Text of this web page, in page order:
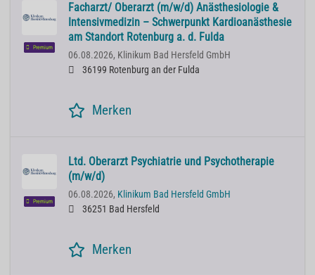
Premium
Facharzt/ Oberarzt (m/w/d) Anästhesiologie &
Intensivmedizin – Schwerpunkt Kardioanästhesie
am Standort Rotenburg a. d. Fulda
06.08.2026, Klinikum Bad Hersfeld GmbH
36199 Rotenburg an der Fulda
Merken
Premium
Ltd. Oberarzt Psychiatrie und Psychotherapie
(m/w/d)
06.08.2026, Klinikum Bad Hersfeld GmbH
36251 Bad Hersfeld
Merken